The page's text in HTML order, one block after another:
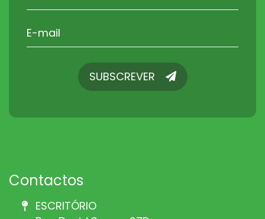
SUBSCREVERSUBSCREVER
Contactos
ESCRITÓRIO